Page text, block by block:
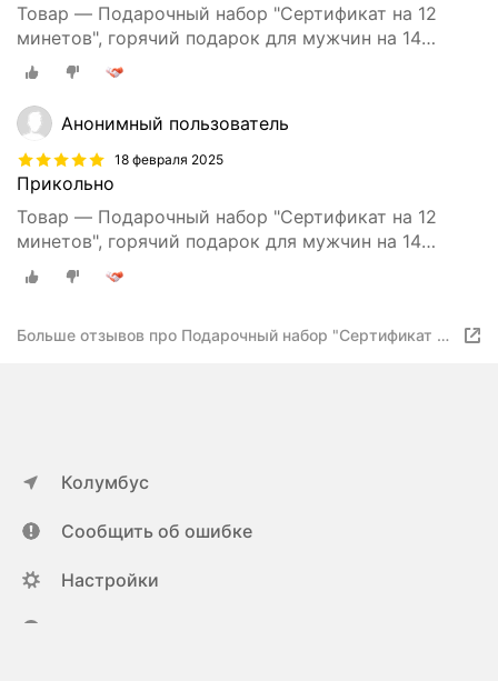
Товар — Подарочный набор "Сертификат на 12
минетов", горячий подарок для мужчин на 14
февраля, с шоколадом и надписями, на 23 февраля
Анонимный пользователь
18 февраля 2025
Прикольно
Товар — Подарочный набор "Сертификат на 12
минетов", горячий подарок для мужчин на 14
февраля, с шоколадом и надписями, на 23 февраля
Больше отзывов про Подарочный набор "Сертификат на
Колумбус
Сообщить об ошибке
Настройки